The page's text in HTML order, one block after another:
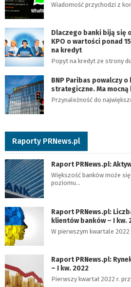
Wiadomość przychodzi z
Dlaczego banki biją się
KPO o wartości ponad
na kredyt
Popyt na kredyt ze strony
BNP Paribas powalczy
strategiczne. Ma mocną
Przynależność do
Raporty PRNews.pl
Raport PRNews.pl:
Większość banków może
poziomu…
Raport PRNews.pl:
klientów banków – I kw.
W pierwszym kwartale
Raport PRNews.pl:
– I kw. 2022
Pierwszy kwartał 2022 r.